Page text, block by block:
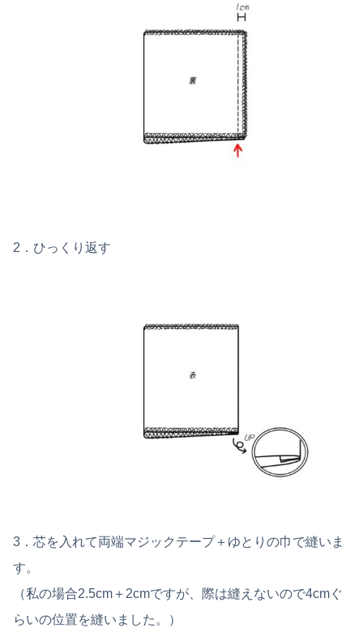
2．ひっくり返す
3．芯を入れて両端マジックテープ＋ゆとりの巾で縫いま
す。
（私の場合2.5cm＋2cmですが、際は縫えないので4cmぐ
らいの位置を縫いました。）